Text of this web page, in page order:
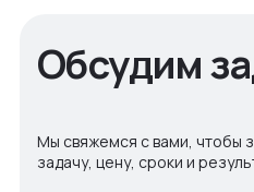
Обсудим
Мы свяжемся с вами, чтобы
задачу, цену, сроки и